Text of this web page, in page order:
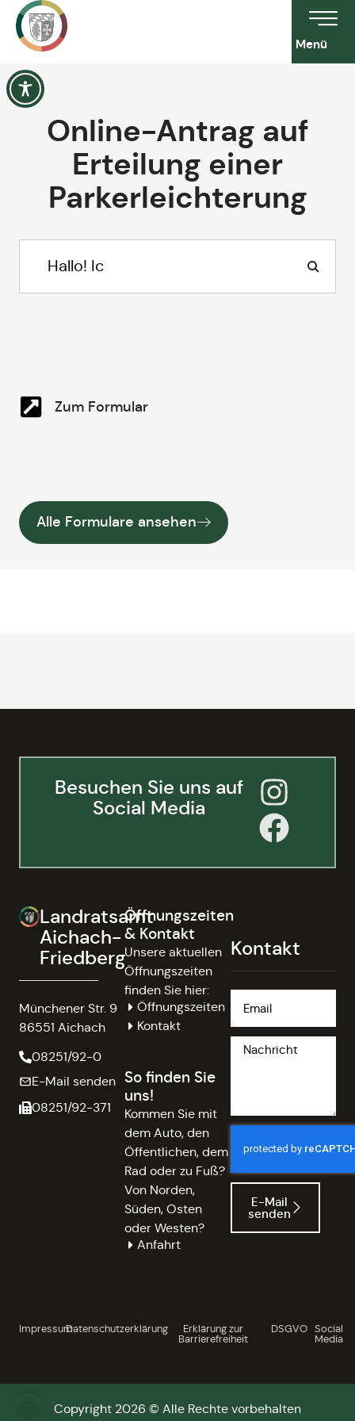
Menü
Online-Antrag auf
Erteilung einer
Parkerleichterung
Zum Formular
Alle Formulare ansehen
Besuchen Sie uns auf
Social Media
Landratsamt
Aichach-
Friedberg
Münchener Str. 9
86551 Aichach
08251/92-0
E-Mail senden
08251/92-371
Öffnungszeiten
& Kontakt
Unsere aktuellen
Öffnungszeiten
finden Sie hier:
Öffnungszeiten
Kontakt
So finden Sie
uns!
Kommen Sie mit
dem Auto, den
Öffentlichen, dem
Rad oder zu Fuß?
Von Norden,
Süden, Osten
oder Westen?
Anfahrt
Kontakt
E-Mail
senden
ImpressumDatenschutzerklärung Erklärung zur
Barrierefreiheit
DSGVO Social
Media
Copyright 2026 © Alle Rechte vorbehalten